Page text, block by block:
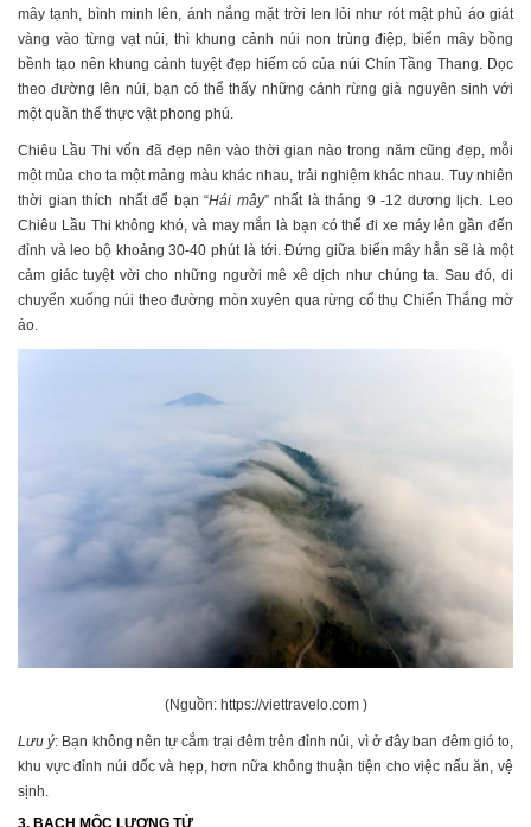
mây tạnh, bình minh lên, ánh nắng mặt trời len lỏi như rót mật phủ áo giát
vàng vào từng vạt núi, thì khung cảnh núi non trùng điệp, biển mây bồng
bềnh tạo nên khung cảnh tuyệt đẹp hiếm có của núi Chín Tầng Thang. Dọc
theo đường lên núi, bạn có thể thấy những cánh rừng già nguyên sinh với
một quần thể thực vật phong phú.
Chiêu Lầu Thi vốn đã đẹp nên vào thời gian nào trong năm cũng đẹp, mỗi
một mùa cho ta một mảng màu khác nhau, trải nghiệm khác nhau. Tuy nhiên
thời gian thích nhất để bạn “Hái mây” nhất là tháng 9 -12 dương lịch. Leo
Chiêu Lầu Thi không khó, và may mắn là bạn có thể đi xe máy lên gần đến
đỉnh và leo bộ khoảng 30-40 phút là tới. Đứng giữa biển mây hẳn sẽ là một
cảm giác tuyệt vời cho những người mê xê dịch như chúng ta. Sau đó, di
chuyển xuống núi theo đường mòn xuyên qua rừng cổ thụ Chiến Thắng mờ
ảo.
(Nguồn: https://viettravelo.com )
Lưu ý: Bạn không nên tự cắm trại đêm trên đỉnh núi, vì ở đây ban đêm gió to,
khu vực đỉnh núi dốc và hẹp, hơn nữa không thuận tiện cho việc nấu ăn, vệ
sịnh.
3. BẠCH MỘC LƯƠNG TỬ